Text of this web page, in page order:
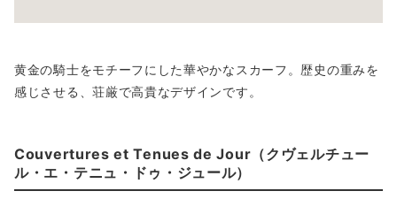
黄金の騎士をモチーフにした華やかなスカーフ。歴史の重みを
感じさせる、荘厳で高貴なデザインです。
Couvertures et Tenues de Jour（クヴェルチュー
ル・エ・テニュ・ドゥ・ジュール）